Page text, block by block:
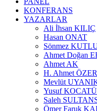
KONFERANS
YAZARLAR
Ali İhsan KILIÇ
Hasan ONAT
Sönmez
Ahmet Doğan
Ahmet AK
H. Ahmet ÖZER
Mevlüt
Yusuf
Saleh
Ömer Faruk